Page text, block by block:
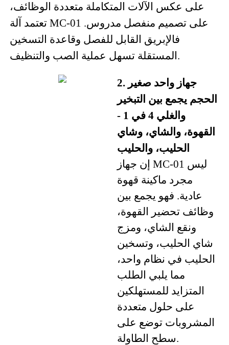
على عكس الآلات المتكاملة متعددة الوظائف،
تعتمد آلة MC-01 على تصميم منفصل مدروس.
فالإبريق القابل للفصل وقاعدة التسخين
المستقلة تسهل عملية الصب والتنظيف.
2. جهاز واحد صغير
الحجم يجمع بين التبخير
والغلي 4 في 1 -
القهوة، والشاي، وشاي
الحليب، والحليب
إن جهاز MC-01 ليس
مجرد ماكينة قهوة
عادية. فهو يجمع بين
وظائف تحضير القهوة،
ونقع الشاي، ومزج
شاي الحليب، وتسخين
الحليب في نظام واحد،
مما يلبي الطلب
المتزايد للمستهلكين
على حلول متعددة
المشروبات توضع على
سطح الطاولة.